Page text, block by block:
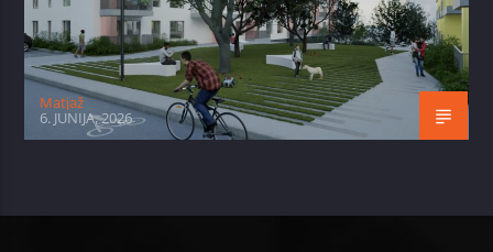
Matjaž
6. JUNIJA, 2026